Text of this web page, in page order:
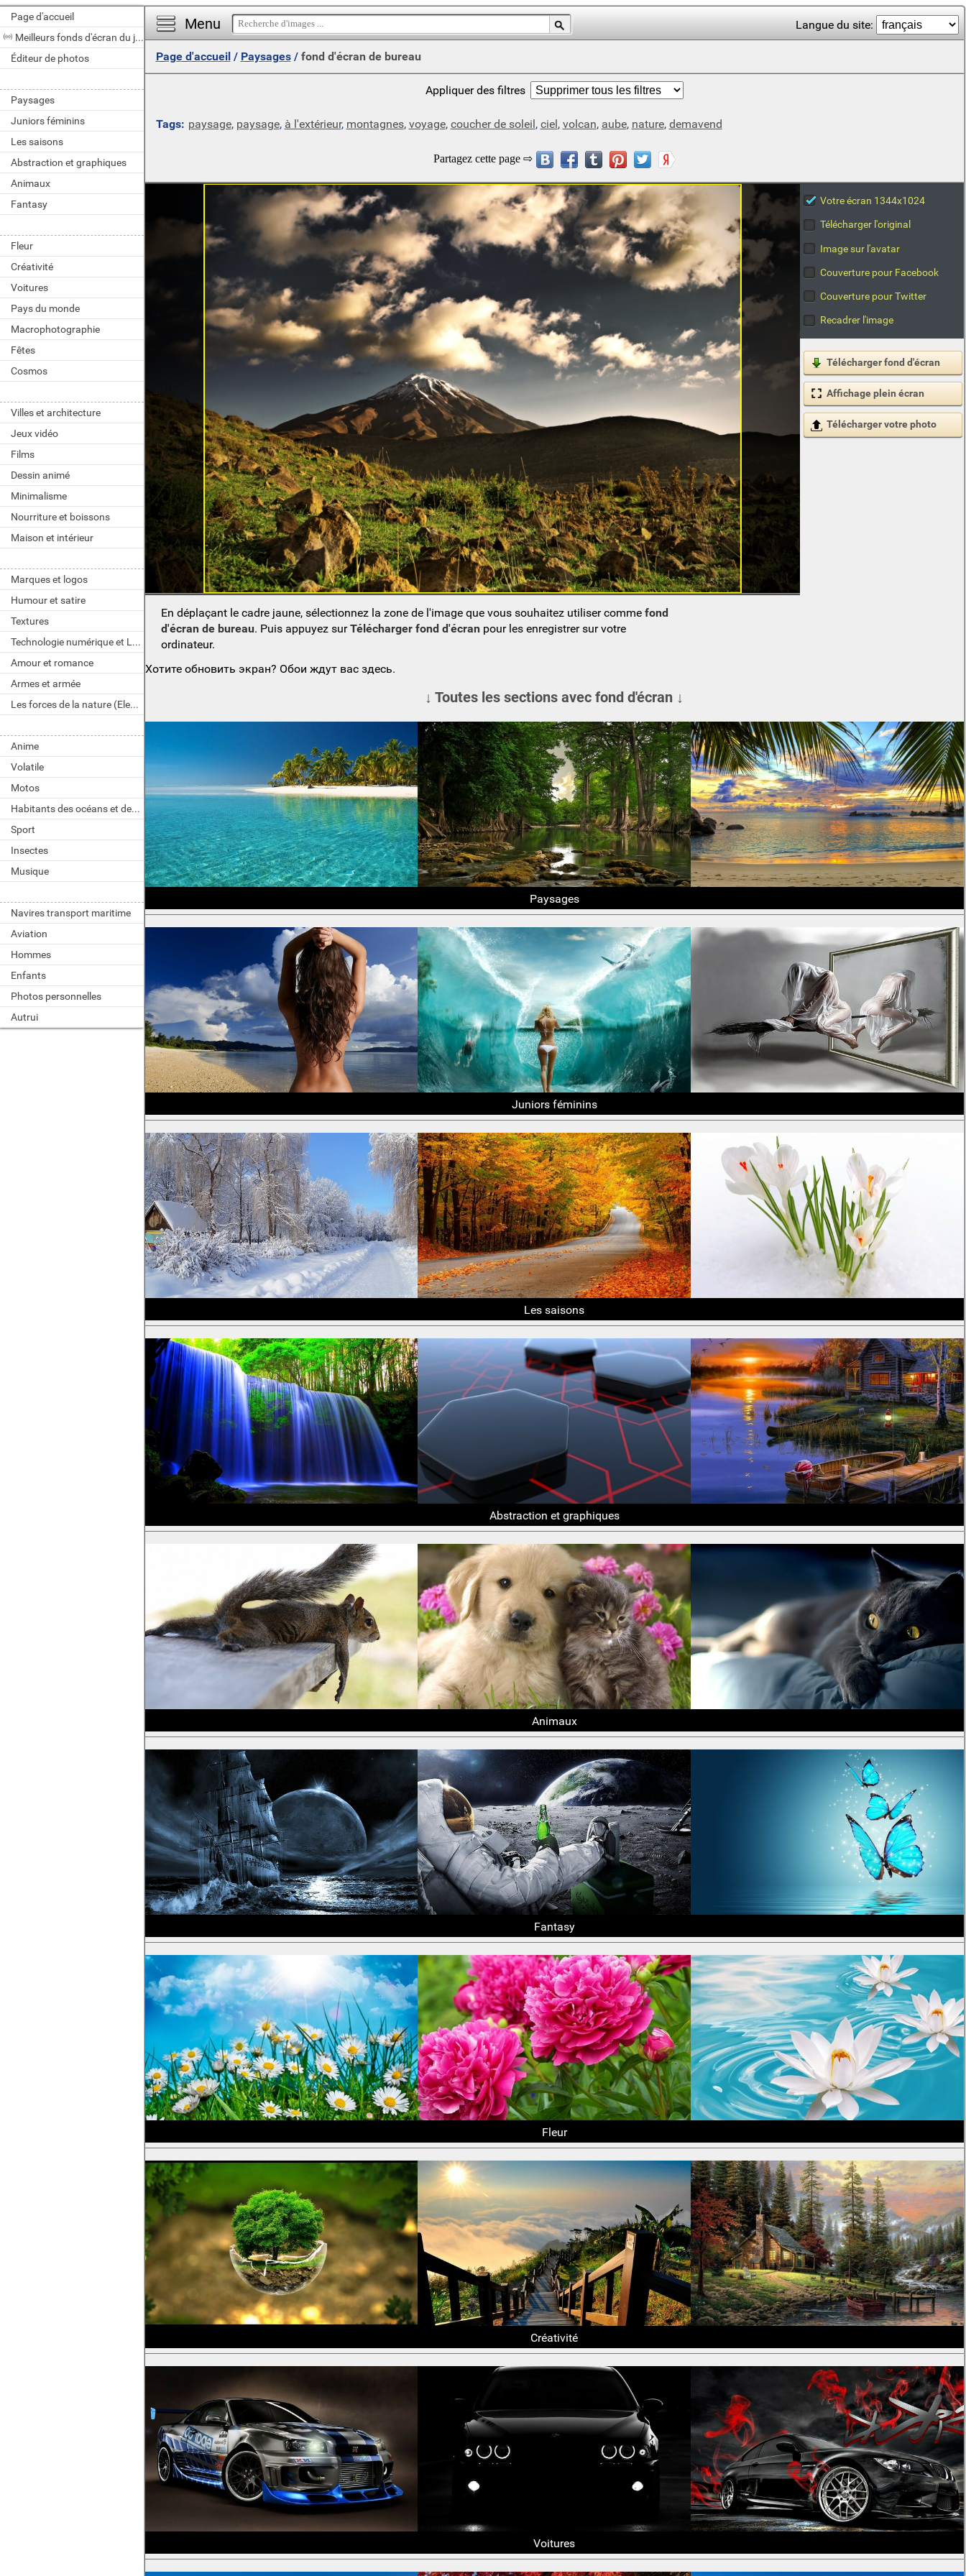
Page d'accueil
Meilleurs fonds d'écran du jour
Éditeur de photos
Paysages
Juniors féminins
Les saisons
Abstraction et graphiques
Animaux
Fantasy
Fleur
Créativité
Voitures
Pays du monde
Macrophotographie
Fêtes
Cosmos
Villes et architecture
Jeux vidéo
Films
Dessin animé
Minimalisme
Nourriture et boissons
Maison et intérieur
Marques et logos
Humour et satire
Textures
Technologie numérique et LOGICIELS
Amour et romance
Armes et armée
Les forces de la nature (Element)
Anime
Volatile
Motos
Habitants des océans et des rivières
Sport
Insectes
Musique
Navires transport maritime
Aviation
Hommes
Enfants
Photos personnelles
Autrui
Menu Langue du site:
Page d'accueil/ Paysages/ fond d'écran de bureau
Appliquer des filtres
Tags: paysage, paysage, à l'extérieur, montagnes, voyage, coucher de soleil, ciel, volcan, aube, nature, demavend
Votre écran 1344x1024
Télécharger l'original
Image sur l'avatar
Couverture pour Facebook
Couverture pour Twitter
Recadrer l'image
Télécharger fond d'écran
Affichage plein écran
Télécharger votre photo
En déplaçant le cadre jaune, sélectionnez la zone de l'image que vous souhaitez utiliser commefond
d'écran de bureau. Puis appuyez surTélécharger fond d'écran pour les enregistrer sur votre
ordinateur.
Хотите обновить экран? Обои ждут вас здесь.
↓ Toutes les sections avec fond d'écran ↓
Paysages
Juniors féminins
Les saisons
Abstraction et graphiques
Animaux
Fantasy
Fleur
Créativité
Voitures